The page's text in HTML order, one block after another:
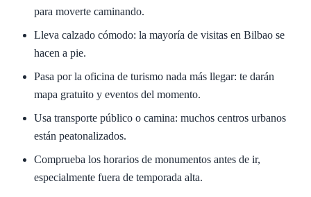
para moverte caminando.
Lleva calzado cómodo: la mayoría de visitas en Bilbao se
hacen a pie.
Pasa por la oficina de turismo nada más llegar: te darán
mapa gratuito y eventos del momento.
Usa transporte público o camina: muchos centros urbanos
están peatonalizados.
Comprueba los horarios de monumentos antes de ir,
especialmente fuera de temporada alta.